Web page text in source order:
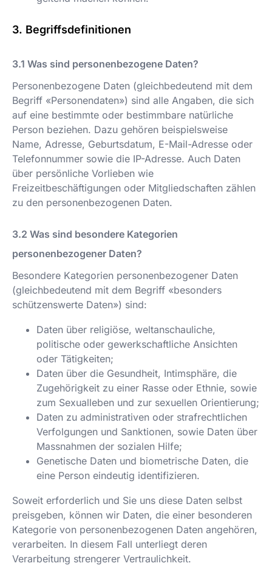
Begriffsdefinitionen
Was sind personenbezogene Daten?
Personenbezogene Daten (gleichbedeutend mit dem
Begriff «Personendaten») sind alle Angaben, die sich
auf eine bestimmte oder bestimmbare natürliche
Person beziehen. Dazu gehören beispielsweise
Name, Adresse, Geburtsdatum, E-Mail-Adresse oder
Telefonnummer sowie die IP-Adresse. Auch Daten
über persönliche Vorlieben wie
Freizeitbeschäftigungen oder Mitgliedschaften zählen
zu den personenbezogenen Daten.
Was sind besondere Kategorien
personenbezogener Daten?
Besondere Kategorien personenbezogener Daten
(gleichbedeutend mit dem Begriff «besonders
schützenswerte Daten») sind:
Daten über religiöse, weltanschauliche,
politische oder gewerkschaftliche Ansichten
oder Tätigkeiten;
Daten über die Gesundheit, Intimsphäre, die
Zugehörigkeit zu einer Rasse oder Ethnie, sowie
zum Sexualleben und zur sexuellen Orientierung;
Daten zu administrativen oder strafrechtlichen
Verfolgungen und Sanktionen, sowie Daten über
Massnahmen der sozialen Hilfe;
Genetische Daten und biometrische Daten, die
eine Person eindeutig identifizieren.
Soweit erforderlich und Sie uns diese Daten selbst
preisgeben, können wir Daten, die einer besonderen
Kategorie von personenbezogenen Daten angehören,
verarbeiten. In diesem Fall unterliegt deren
Verarbeitung strengerer Vertraulichkeit.